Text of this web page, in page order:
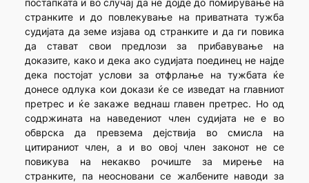
постапката и во случај да не дојде до помирување на
странките и до повлекување на приватната тужба
судијата да земе изјава од странките и да ги повика
да стават свои предлози за прибавување на
доказите, како и дека ако судијата поединец не најде
дека постојат услови за отфрлање на тужбата ќе
донесе одлука кои докази ќе се изведат на главниот
претрес и ќе закаже веднаш главен претрес. Но од
содржината на наведениот член судијата не е во
обврска да превзема дејствија во смисла на
цитираниот член, а и во овој член законот не се
повикува на некакво рочиште за мирење на
странките, па неосновани се жалбените наводи за